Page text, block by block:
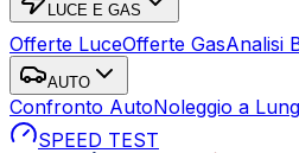
LUCE E GAS
Offerte LuceOfferte GasAnalisi
AUTO
Confronto AutoNoleggio a
SPEED TEST